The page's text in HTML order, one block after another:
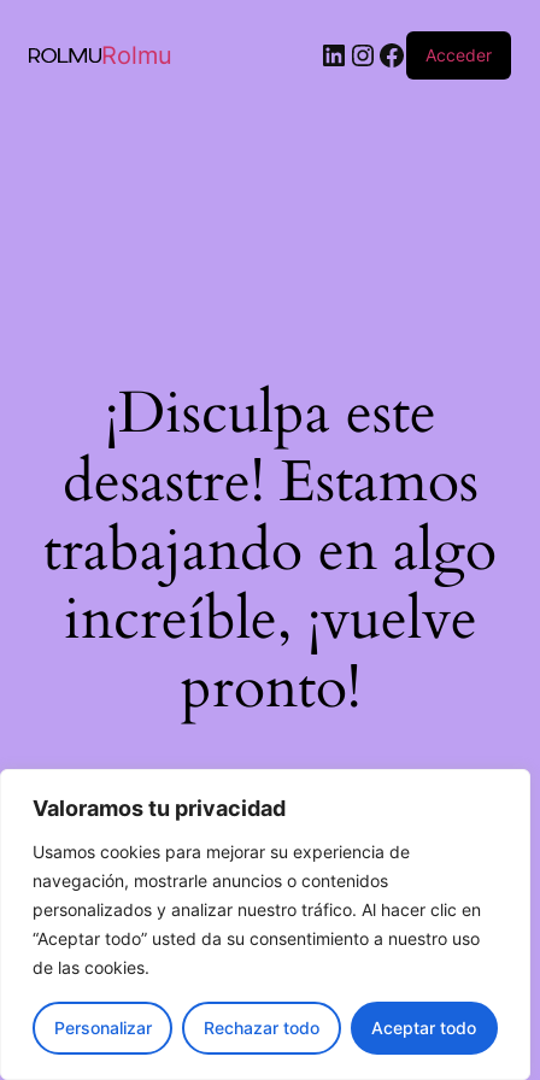
Valoramos tu privacidad
Usamos cookies para mejorar su experiencia de
navegación, mostrarle anuncios o contenidos
personalizados y analizar nuestro tráfico. Al hacer clic en
“Aceptar todo” usted da su consentimiento a nuestro uso
de las cookies.
Personalizar Rechazar todo Aceptar todo
Rolmu Acceder
¡Disculpa este
desastre! Estamos
trabajando en algo
increíble, ¡vuelve
pronto!